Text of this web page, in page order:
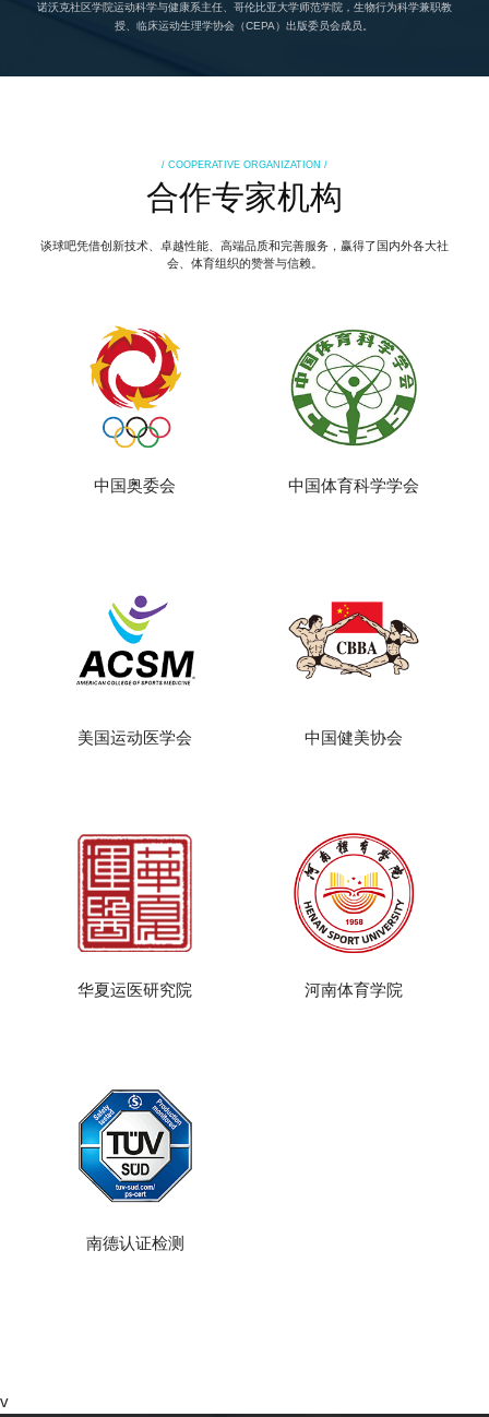
诺沃克社区学院运动科学与健康系主任、哥伦比亚大学师范学院，生物行为科学兼职教
授、临床运动生理学协会（CEPA）出版委员会成员。
/ COOPERATIVE ORGANIZATION /
合作专家机构
谈球吧凭借创新技术、卓越性能、高端品质和完善服务，赢得了国内外各大社
会、体育组织的赞誉与信赖。
中国奥委会 中国体育科学学会
美国运动医学会 中国健美协会
华夏运医研究院 河南体育学院
南德认证检测
v